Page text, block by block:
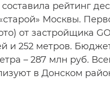
рейтинг
Москвы.
от застройщика
и 252 метров.
– 287 млн руб.
в Донском